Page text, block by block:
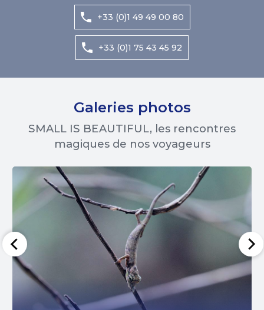
+33 (0)1 49 49 00 80
+33 (0)1 75 43 45 92
Galeries photos
SMALL IS BEAUTIFUL, les rencontres
magiques de nos voyageurs